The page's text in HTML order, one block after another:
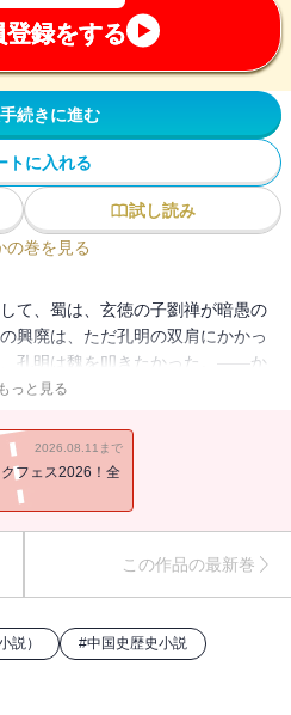
録をする
続きに進む
トに入れる
試し読み
の巻を見る
て、蜀は、玄徳の子劉禅が暗愚の
興廃は、ただ孔明の双肩にかかっ
孔明は魏を叩きたかった。――か
の大軍で埋まった。孔明、智略の
は星となって堕ちる。
もっと見る
2026.08.11まで
クフェス2026！全
この作品の最新巻
説） #中国史歴史小説